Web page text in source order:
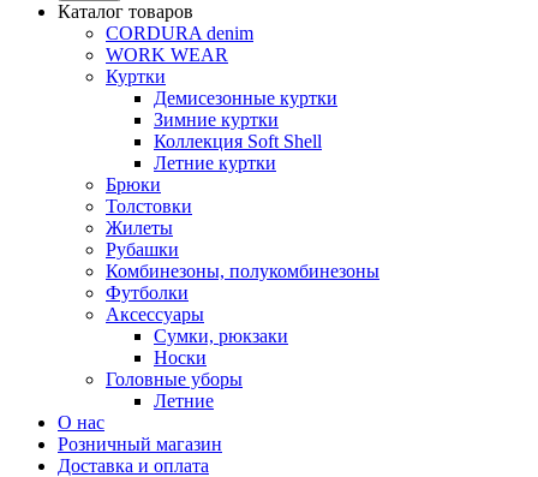
Каталог товаров
CORDURA denim
WORK WEAR
Куртки
Демисезонные куртки
Зимние куртки
Коллекция Soft Shell
Летние куртки
Брюки
Толстовки
Жилеты
Рубашки
Комбинезоны, полукомбинезоны
Футболки
Аксессуары
Сумки, рюкзаки
Носки
Головные уборы
Летние
О нас
Розничный магазин
Доставка и оплата